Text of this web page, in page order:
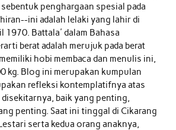
penghargaan spesial pada
ini adalah lelaki yang lahir di
1970. Battala' dalam Bahasa
berat adalah merujuk pada berat
hobi membaca dan menulis ini,
kg. Blog ini merupakan kumpulan
refleksi kontemplatifnya atas
disekitarnya, baik yang penting,
penting. Saat ini tinggal di Cikarang
serta kedua orang anaknya,